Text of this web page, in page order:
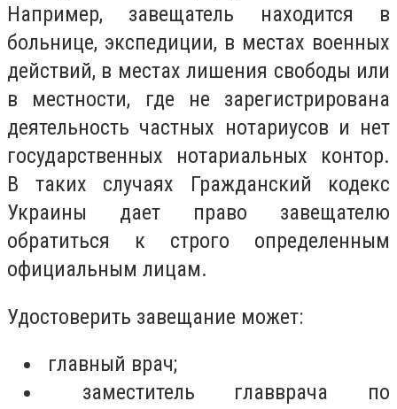
Например, завещатель находится в
больнице, экспедиции, в местах военных
действий, в местах лишения свободы или
в местности, где не зарегистрирована
деятельность частных нотариусов и нет
государственных нотариальных контор.
В таких случаях Гражданский кодекс
Украины дает право завещателю
обратиться к строго определенным
официальным лицам.
Удостоверить завещание может:
главный врач;
заместитель главврача по